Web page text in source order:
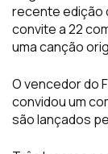
recente edição
convite a 22
uma canção
O vencedor do
convidou um
são lançados